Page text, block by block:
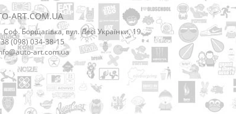
ART.COM.UA
Соф. Борщагівка, вул. Лесі Українки, 19
(098) 034-38-15
art.com.ua